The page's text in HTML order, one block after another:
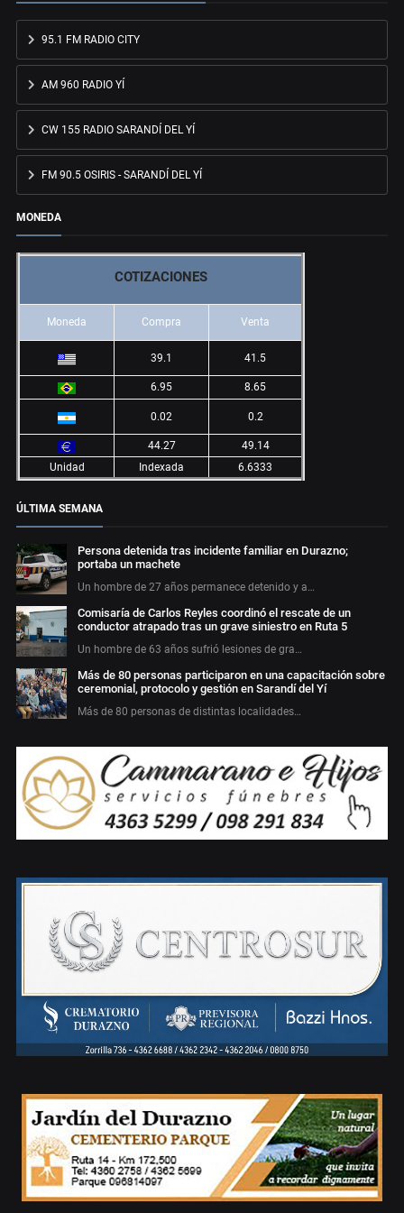
95.1 FM RADIO CITY
AM 960 RADIO YÍ
CW 155 RADIO SARANDÍ DEL YÍ
FM 90.5 OSIRIS - SARANDÍ DEL YÍ
MONEDA
COTIZACIONES
Moneda Compra Venta
39.1 41.5
6.95 8.65
0.02 0.2
44.27
49.14
Unidad
Indexada 6.6333
ÚLTIMA SEMANA
Persona detenida tras incidente familiar en Durazno;
portaba un machete
Un hombre de 27 años permanece detenido y a…
Comisaría de Carlos Reyles coordinó el rescate de un
conductor atrapado tras un grave siniestro en Ruta 5
Un hombre de 63 años sufrió lesiones de gra…
Más de 80 personas participaron en una capacitación sobre
ceremonial, protocolo y gestión en Sarandí del Yí
Más de 80 personas de distintas localidades…